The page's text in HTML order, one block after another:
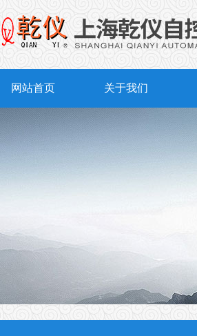
网站首页 关于我们